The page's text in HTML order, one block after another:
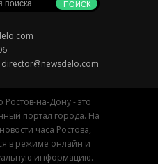
director@newsdelo.com
на-Дону - это
портал города. На
часа Ростова,
в режиме онлайн и
информацию.